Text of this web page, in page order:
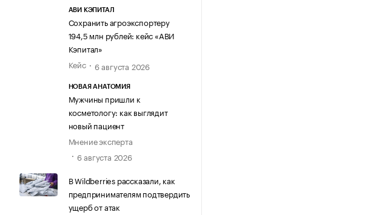
АВИ КЭПИТАЛ
Сохранить агроэкспортеру
194,5 млн рублей: кейс «АВИ
Кэпитал»
Кейс
6 августа 2026
НОВАЯ АНАТОМИЯ
Мужчины пришли к
косметологу: как выглядит
новый пациент
Мнение эксперта
6 августа 2026
В Wildberries рассказали, как
предпринимателям подтвердить
ущерб от атак